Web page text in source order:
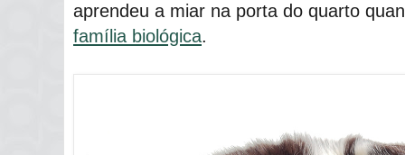
aprendeu a miar na porta do quarto
família biológica.